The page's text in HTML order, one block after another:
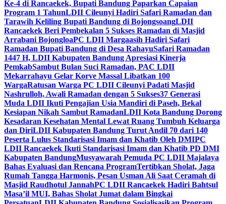
Ke-4 di Rancaekek, Bupati Bandung Paparkan Capaian
Program 1 TahunLDII Cileunyi Hadiri Safari Ramadan dan
Tarawih Keliling Bupati Bandung di BojongsoangLDII
Rancaekek Beri Pembekalan 5 Sukses Ramadan di Masjid
Arrabani BojongloaPC LDII Margaasih Hadiri Safari
Ramadan Bupati Bandung di Desa RahayuSafari Ramadan
1447 H, LDII Kabupaten Bandung Apresiasi Kinerja
PemkabSambut Bulan Suci Ramadan, PAC LDII
Mekarrahayu Gelar Korve Massal Libatkan 100
WargaRatusan Warga PC LDII Cileunyi Padati Masjid
Nashrulloh, Awali Ramadan dengan 5 Sukses37 Generasi
Muda LDII Ikuti Pengajian Usia Mandiri di Paseh, Bekal
Kesiapan Nikah Sambut RamadanLDII Kota Bandung Dorong
Kesadaran Kesehatan Mental Lewat Ruang Tumbuh Keluarga
dan DiriLDII Kabupaten Bandung Turut Andil 70 dari 140
Peserta Lulus Standarisasi Imam dan Khatib Oleh DMIPC
LDII Rancaekek Ikuti Standarisasi Imam dan Khatib PD DMI
Kabupaten BandungMusyawarah Pemuda PC LDII Majalaya
Bahas Evaluasi dan Rencana ProgramTertibkan Sholat, Jaga
Rumah Tangga Harmonis, Pesan Usman Ali Saat Ceramah di
Masjid Raudhotul JannahPC LDII Rancaekek Hadiri Bahtsul
Masa’il MUI, Bahas Sholat Jumat dalam Bingkai